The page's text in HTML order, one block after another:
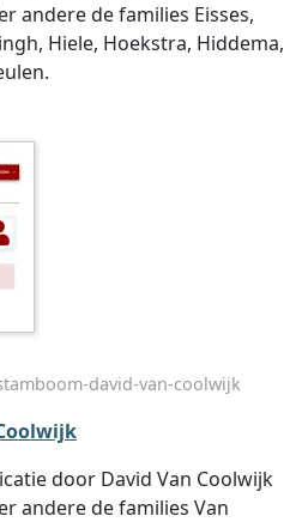
andere de families Eisses,
Hiele, Hoekstra, Hiddema,
david-van-coolwijk
door David Van Coolwijk
andere de families Van